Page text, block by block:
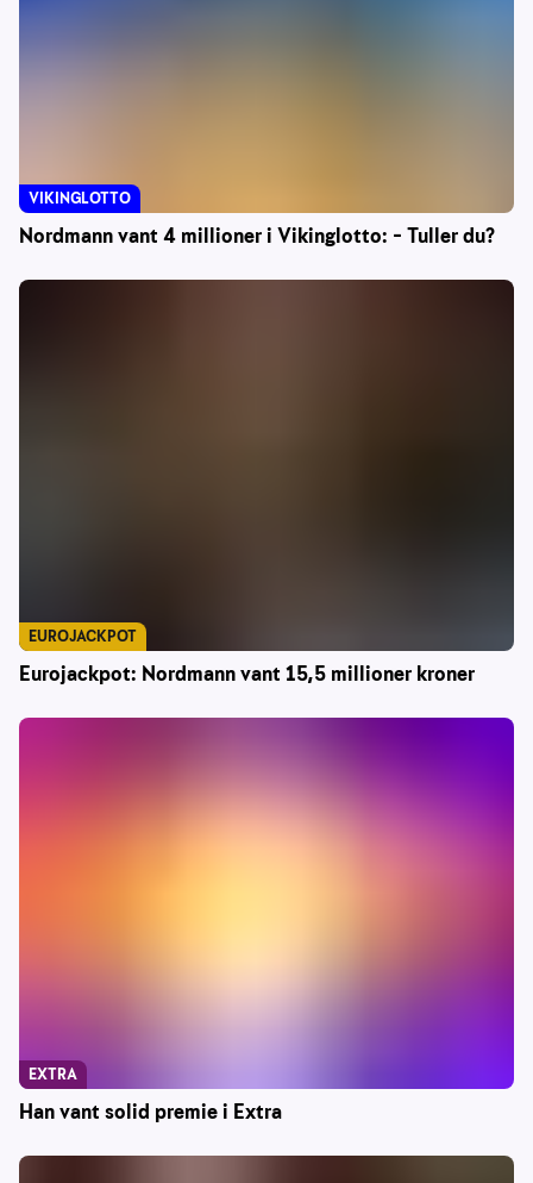
Nordmann vant 4 millioner i Vikinglotto: – Tuller du?
VIKINGLOTTO
Eurojackpot: Nordmann vant 15,5 millioner kroner
EUROJACKPOT
Han vant solid premie i Extra
EXTRA